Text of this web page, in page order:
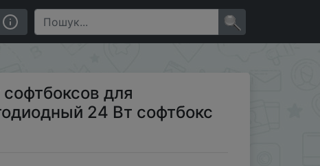
24 Вт софтбокс для фотографий
для
24 Вт софтбокс